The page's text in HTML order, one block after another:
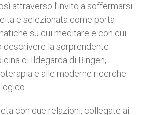
attraverso l’invito a soffermarsi
e selezionata come porta
su cui meditare e con cui
descrivere la sorprendente
di Ildegarda di Bingen,
e alle moderne ricerche
con due relazioni, collegate ai